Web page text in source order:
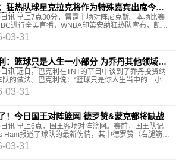
狂热队球星克拉克将作为特殊嘉宾出席今日
前节目
讯 早上7点30分，雷霆主场对阵尼克斯。本场比赛
进行全美直播，WNBA印第安纳狂热队宣布，凯特
克将作为特殊嘉宾出席NBC的赛前节目《Basket
03-31
：篮球只是人生一小部分 为乔丹其他领域也
功而自豪
讯 近日，巴克利在TNT的节目中谈到了乔丹投资纳
队的做法。巴克利说：“篮球只是你人生当中的一小部
论你球打得有多好，你都得在还年轻的时候就
03-31
！今日国王对阵篮网 德罗赞&蒙克都将缺战
讯 早上6点，国王客场对阵篮网。赛前，国王队记
Ham报道了球队的最新伤情，其中德罗赞（右腿筋酸
蒙克（右肩挫伤）都将缺席本场比赛。
03-31